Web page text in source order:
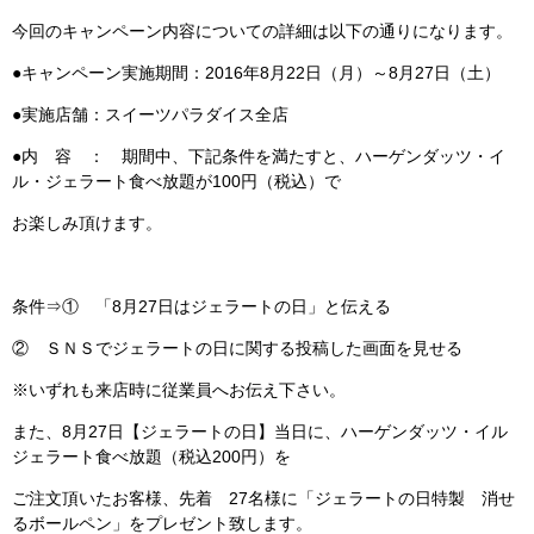
今回のキャンペーン内容についての詳細は以下の通りになります。
●キャンペーン実施期間：2016年8月22日（月）～8月27日（土）
●実施店舗：スイーツパラダイス全店
●内 容 ： 期間中、下記条件を満たすと、ハーゲンダッツ・イ
ル・ジェラート食べ放題が100円（税込）で
お楽しみ頂けます。
条件⇒① 「8月27日はジェラートの日」と伝える
② ＳＮＳでジェラートの日に関する投稿した画面を見せる
※いずれも来店時に従業員へお伝え下さい。
また、8月27日【ジェラートの日】当日に、ハーゲンダッツ・イル
ジェラート食べ放題（税込200円）を
ご注文頂いたお客様、先着 27名様に「ジェラートの日特製 消せ
るボールペン」をプレゼント致します。